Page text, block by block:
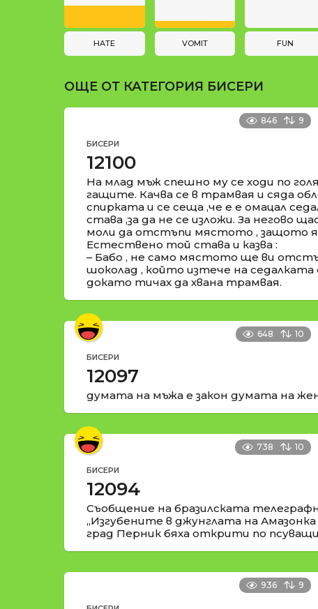
a
t
i
n
HATE VOMIT FUN
ОЩЕ ОТ КАТЕГОРИЯ БИСЕРИ
846 9
БИСЕРИ
12100
На млад мъж спешно му се ходи по
гащите. Качва се в трамвая и сяда
спирката и се сеща ,че е е омацал
става ,за да не се изложи. За негово
моли да отстъпи мястото , защото я
Естествено той става и казва :
– Бабо , не само мястото ще ви
шоколад , който изтече на седалката
докато тичах да хвана трамвая.
648 10
БИСЕРИ
12097
думата на мъжа е закон думата на
738 10
БИСЕРИ
12094
Съобщение на бразилската
„Изгубените в джунглата на
град Перник бяха открити по
936 9